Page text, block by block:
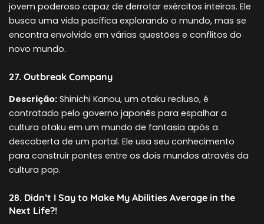
jovem poderoso capaz de derrotar exércitos inteiros. Ele
busca uma vida pacífica explorando o mundo, mas se
encontra envolvido em várias questões e conflitos do
novo mundo.
27. Outbreak Company
Descrição: Shinichi Kanou, um otaku recluso, é
contratado pelo governo japonês para espalhar a
cultura otaku em um mundo de fantasia após a
descoberta de um portal. Ele usa seu conhecimento
para construir pontes entre os dois mundos através da
cultura pop.
28. Didn’t I Say to Make My Abilities Average in the
Next Life?!